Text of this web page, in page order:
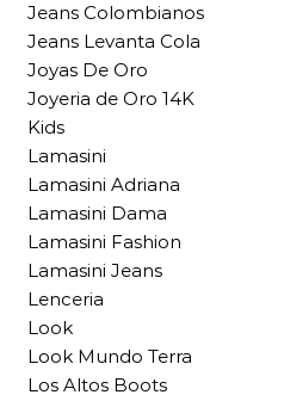
Jeans Colombianos
Jeans Levanta Cola
Joyas De Oro
Joyeria de Oro 14K
Kids
Lamasini
Lamasini Adriana
Lamasini Dama
Lamasini Fashion
Lamasini Jeans
Lenceria
Look
Look Mundo Terra
Los Altos Boots